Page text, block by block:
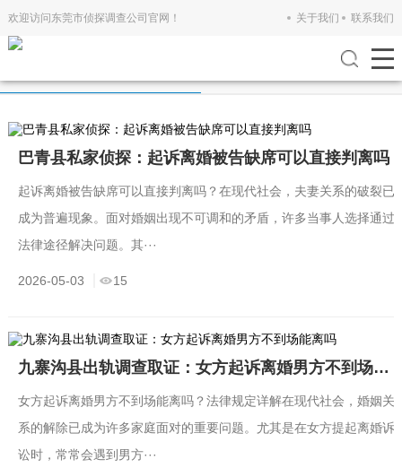
欢迎访问东莞市侦探调查公司官网！ 关于我们 联系我们
巴青县私家侦探：起诉离婚被告缺席可以直接判离吗
起诉离婚被告缺席可以直接判离吗？在现代社会，夫妻关系的破裂已
成为普遍现象。面对婚姻出现不可调和的矛盾，许多当事人选择通过
法律途径解决问题。其···
2026-05-03 15
九寨沟县出轨调查取证：女方起诉离婚男方不到场能离吗
女方起诉离婚男方不到场能离吗？法律规定详解在现代社会，婚姻关
系的解除已成为许多家庭面对的重要问题。尤其是在女方提起离婚诉
讼时，常常会遇到男方···